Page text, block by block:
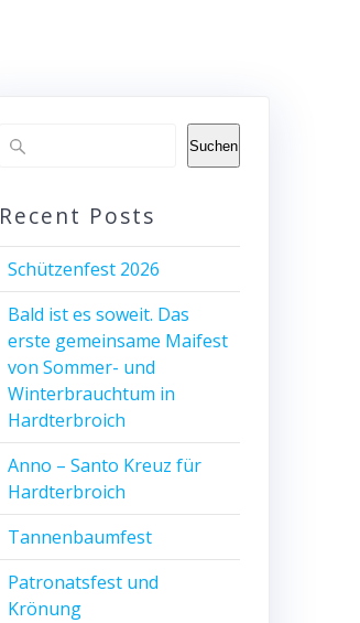
Suchen
Recent Posts
Schützenfest 2026
Bald ist es soweit. Das
erste gemeinsame Maifest
von Sommer- und
Winterbrauchtum in
Hardterbroich
Anno – Santo Kreuz für
Hardterbroich
Tannenbaumfest
Patronatsfest und
Krönung